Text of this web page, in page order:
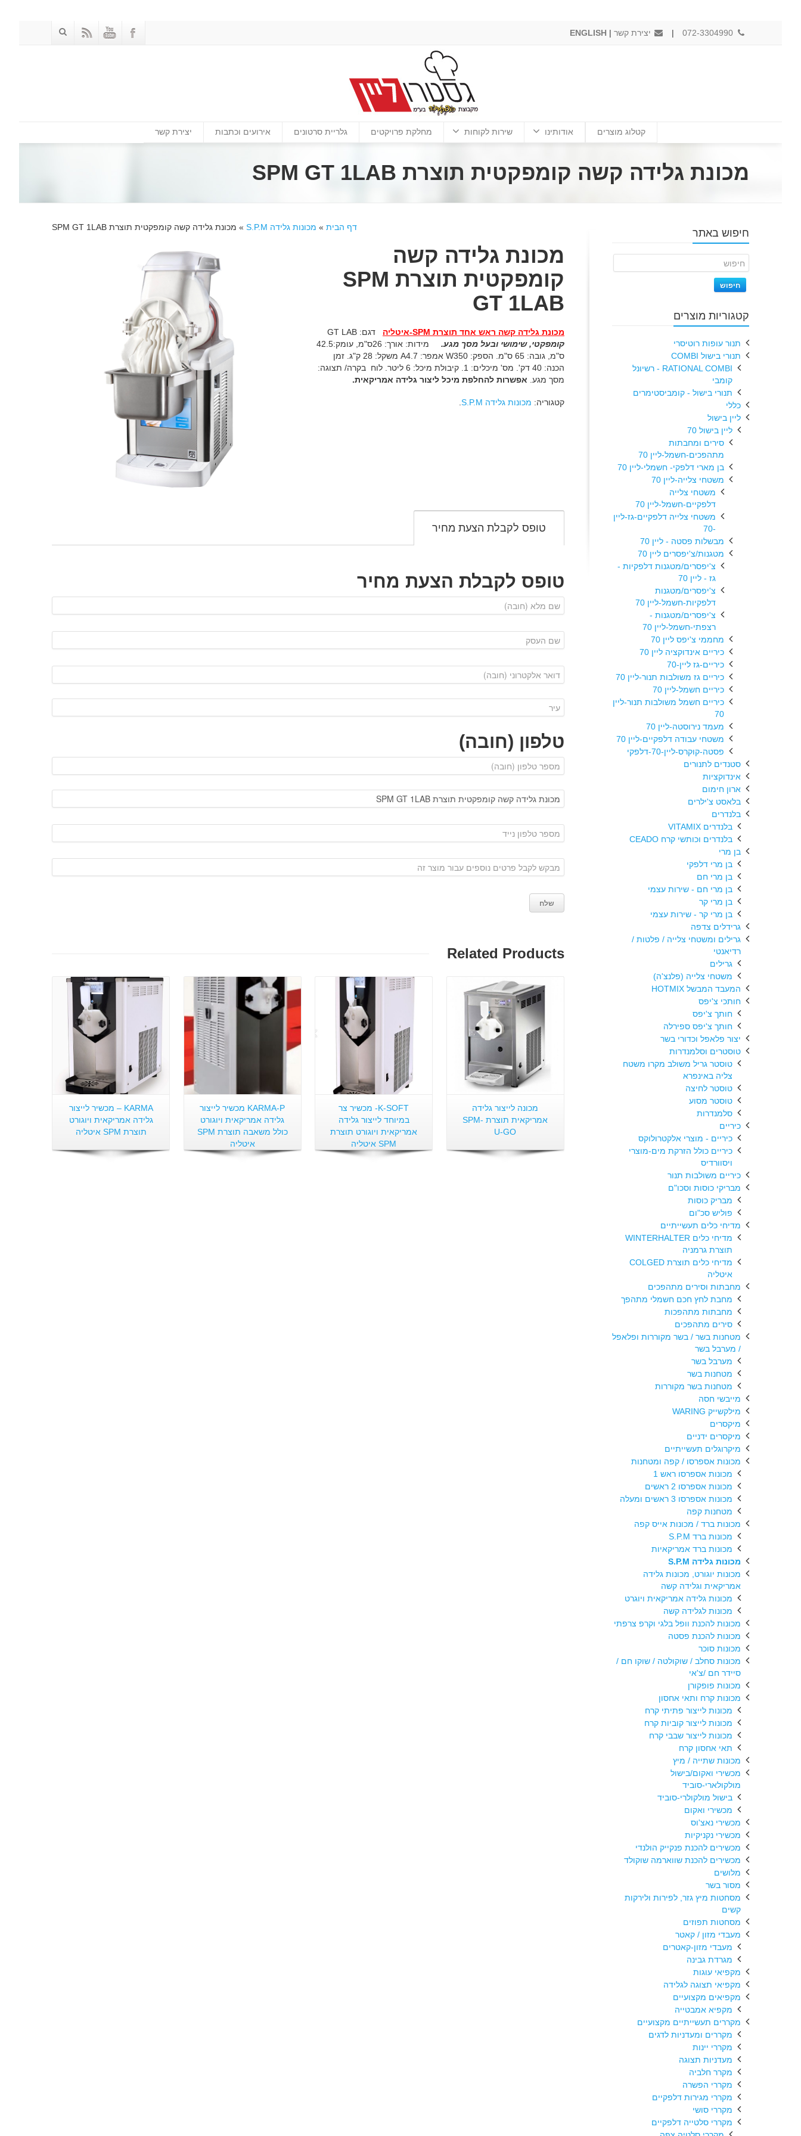
| יצירת קשר |
ENGLISH
קטלוג מוצרים אודותינו שירות לקוחות מחלקת פרויקטים גלריית סרטונים אירועים וכתבות יצירת קשר
מכונת גלידה קשה קומפקטית תוצרת SPM GT 1LAB
דף הבית » מכונות גלידה S.P.M » מכונת גלידה קשה קומפקטית תוצרת SPM GT 1LAB
מכונת גלידה קשה
קומפקטית תוצרת SPM
GT 1LAB
מכונת גלידה קשה ראש אחד תוצרת SPM-איטליה דגם: GT LAB
קומפקטי, שימושי ובעל מסך מגע.
מידות: אורך: 26ס"מ, עומק:42.5
ס"מ, גובה: 65 ס"מ. הספק: W350 אמפר: A4.7 משקל: 28 ק"ג. זמן
הכנה: 40 דק'. מס' מיכלים: 1. קיבולת מיכל: 6 ליטר. לוח בקרה/ תצוגה:
מסך מגע. אפשרות להחלפת מיכל ליצור גלידה אמריקאית.
קטגוריה: מכונות גלידה S.P.M
טופס לקבלת הצעת מחיר
טופס לקבלת הצעת מחיר
טלפון (חובה)
Related Products
KARMA – מכשיר לייצור
גלידה אמריקאית ויוגורט
תוצרת SPM איטליה
KARMA-P מכשיר לייצור
גלידה אמריקאית ויוגורט
כולל משאבה תוצרת SPM
איטליה
פרטים:
K-SOFT- מכשיר צר
במיוחד לייצור גלידה
אמריקאית ויוגורט תוצרת
SPM איטליה
פרטים:
מכונה לייצור גלידה
אמריקאית תוצרת SPM-
U-GO
חיפוש באתר
חיפוש
קטגוריות מוצרים
תנור עופות רוטיסרי
תנורי בישול COMBI
RATIONAL COMBI - רשיונל
קומבי
תנורי בישול - קומביסטימרים
כללי
ליין בישול
ליין בישול 70
סירים ומחבתות
מתהפכים-חשמל-ליין 70
בן מארי דלפקי- חשמלי-ליין 70
משטחי צלייה-ליין 70
משטחי צלייה
דלפקיים-חשמל-ליין 70
משטחי צלייה דלפקיים-גז-ליין
-70
מבשלות פסטה - ליין 70
מטגנות/צ'יפסרים ליין 70
צ'יפסרים/מטגנות דלפקיות -
גז - ליין 70
צ'יפסרים/מטגנות
דלפקיות-חשמל-ליין 70
צ'יפסרים/מטגנות -
רצפתי-חשמל-ליין 70
מחממי צ'יפס ליין 70
כיריים אינדוקציה ליין 70
כיריים-גז ליין-70
כיריים גז משולבות תנור-ליין 70
כיריים חשמל-ליין 70
כיריים חשמל משולבות תנור-ליין
70
מעמד נירוסטה-ליין 70
משטחי עבודה דלפקיים-ליין 70
פסטה-קוקרס-ליין-70-דלפקי
סטנדים לתנורים
אינדוקציות
ארון חימום
בלאסט צ'ילרים
בלנדרים
בלנדרים VITAMIX
בלנדרים וכותשי קרח CEADO
בן מרי
בן מרי דלפקי
בן מרי חם
בן מרי חם - שירות עצמי
בן מרי קר
בן מרי קר - שירות עצמי
גרידלים צדפה
גרילים ומשטחי צלייה / פלטות /
רדיאנטי
גרילים
משטחי צלייה (פלנצ'ה)
המעבד המבשל HOTMIX
חותכי צ'יפס
חותך צ'יפס
חותך צ'יפס ספירלה
יצור פלאפל וכדורי בשר
טוסטרים וסלמנדרות
טוסטר גריל משולב מקרו משטח
צליה באינפרא
טוסטר לחיצה
טוסטר מסוע
סלמנדרות
כיריים
כיריים - מוצרי אלקטרולוקס
כיריים כולל הזרקת מים-מוצרי
ויסוורדיס
כיריים משולבות תנור
מבריקי כוסות וסכו"ם
מבריק כוסות
פוליש סכ"ום
מדיחי כלים תעשייתיים
מדיחי כלים WINTERHALTER
תוצרת גרמניה
מדיחי כלים תוצרת COLGED
איטליה
מחבתות וסירים מתהפכים
מחבת לחץ חכם חשמלי מתהפך
מחבתות מתהפכות
סירים מתהפכים
מטחנות בשר / בשר מקוררות ופלאפל
/ מערבל בשר
מערבל בשר
מטחנות בשר
מטחנות בשר מקוררות
מייבשי חסה
מילקשייק WARING
מיקסרים
מיקסרים ידניים
מיקרוגלים תעשייתיים
מכונות אספרסו / קפה ומטחנות
מכונות אספרסו ראש 1
מכונות אספרסו 2 ראשים
מכונות אספרסו 3 ראשים ומעלה
מטחנות קפה
מכונות ברד / מכונות אייס קפה
מכונות ברד S.P.M
מכונות ברד אמריקאיות
מכונות גלידה S.P.M
מכונות יוגורט, מכונות גלידה
אמריקאית וגלידה קשה
מכונות גלידה אמריקאית ויוגרט
מכונות לגלידה קשה
מכונות להכנת וופל בלגי וקרפ צרפתי
מכונות להכנת פסטה
מכונות סוכר
מכונות סחלב / שוקולטה / שוקו חם /
סיידר חם /צ'אי
מכונות פופקורן
מכונות קרח ותאי אחסון
מכונות לייצור פתיתי קרח
מכונות לייצור קוביות קרח
מכונות לייצור שבבי קרח
תאי אחסון קרח
מכונות שתייה / מיץ
מכשירי ואקום/בישול
מולקולארי-סוביד
בישול מולקולרי-סוביד
מכשירי ואקום
מכשירי נאצ'וס
מכשירי נקניקיות
מכשירים להכנת פנקייק הולנדי
מכשירים להכנת שווארמה שוקולד
מלושים
מסור בשר
מסחטות מיץ גזר, לפירות ולירקות
קשים
מסחטות תפוזים
מעבדי מזון / קאטר
מעבדי מזון-קאטרים
מגרדת גבינה
מקפיאי עוגות
מקפיאי תצוגה לגלידה
מקפיאים מקצועיים
מקפיא אמבטייה
מקררים תעשייתיים מקצועיים
מקררים ומעדניות לדגים
מקררי יינות
מעדניות תצוגה
מקרר חלביה
מקררי הפשרה
מקררי מגירות דלפקיים
מקררי סושי
מקררי סלטייה דלפקיים